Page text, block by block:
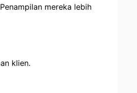
mereka lebih
klien.